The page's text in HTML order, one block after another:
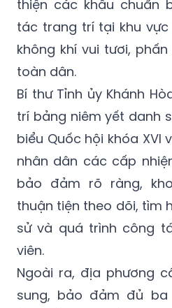
thiện các khâu chuẩn
tác trang trí tại khu
không khí vui tươi,
toàn dân.
Bí thư Tỉnh ủy Khánh
trí bảng niêm yết danh
biểu Quốc hội khóa XVI
nhân dân các cấp
bảo đảm rõ ràng,
thuận tiện theo dõi, tìm
sử và quá trình công
viên.
Ngoài ra, địa phương
sung, bảo đảm đủ ba